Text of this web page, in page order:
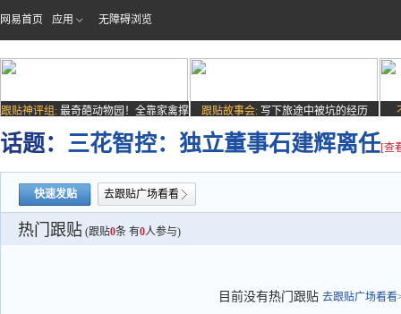
网易首页 应用 无障碍浏览
跟贴神评组: 最奇葩动物园！全靠家禽撑
场子
跟贴故事会: 写下旅途中被坑的经历
话题： 三花智控：独立董事石建辉离任[查
快速发贴 去跟贴广场看看
热门跟贴 (跟贴0条 有0人参与)
目前没有热门跟贴 去跟贴广场看看